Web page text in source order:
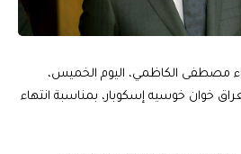
مصطفى الكاظمي، اليوم الخميس،
خوان خوسيه إسكوبار، بمناسبة انتهاء